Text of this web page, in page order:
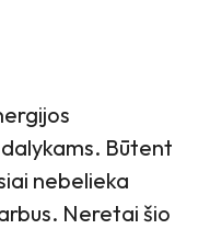
Būtent
nebelieka
Neretai šio